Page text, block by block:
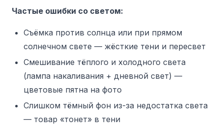
Частые ошибки со светом:
Съёмка против солнца или при прямом
солнечном свете — жёсткие тени и пересвет
Смешивание тёплого и холодного света
(лампа накаливания + дневной свет) —
цветовые пятна на фото
Слишком тёмный фон из-за недостатка света
— товар «тонет» в тени